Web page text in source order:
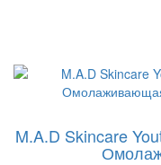
M.A.D Skincare